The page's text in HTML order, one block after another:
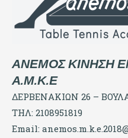
ΑΝΕΜΟΣ ΚΙΝΗΣΗ
Α.Μ.Κ.Ε
ΔΕΡΒΕΝΑΚΙΩΝ 26 –
ΤΗΛ: 2108951819
Email: